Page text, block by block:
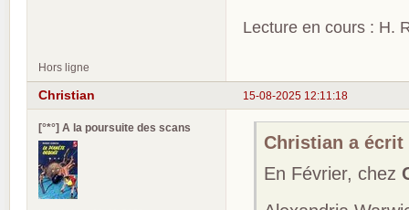
Lecture en cours : H.
Hors ligne
15-08-2025 12:11:18
Christian
[°*°] A la poursuite des scans
Christian a écrit
En Février, chez